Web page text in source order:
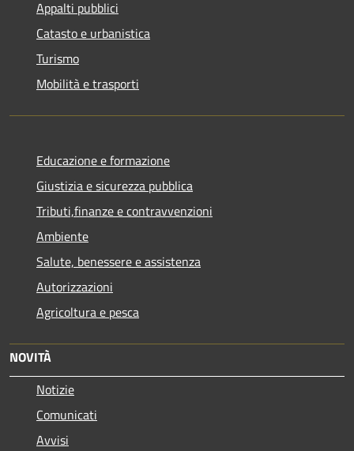
Appalti pubblici
Catasto e urbanistica
Turismo
Mobilità e trasporti
Educazione e formazione
Giustizia e sicurezza pubblica
Tributi,finanze e contravvenzioni
Ambiente
Salute, benessere e assistenza
Autorizzazioni
Agricoltura e pesca
NOVITÀ
Notizie
Comunicati
Avvisi